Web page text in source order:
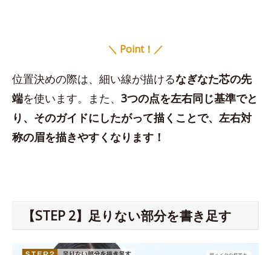
＼ Point！／
位置決めの際は、細い線が描けるなぎなた芯の先
端を使います。また、 3つの点を左右同じ基準でと
り、そのガイドにしたがって描くことで、左右対
称の眉を描きやすくなります！
【STEP 2】足りない部分を書き足す